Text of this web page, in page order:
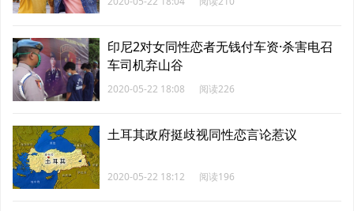
印尼2对女同性恋者无钱付车资·杀害电召
车司机弃山谷
2020-05-22 18:08 阅读226
土耳其政府挺歧视同性恋言论惹议
2020-05-22 18:12 阅读196